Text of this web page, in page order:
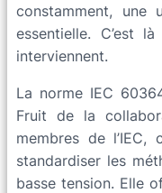
constamment, une
essentielle. C’est
interviennent.
La norme IEC
Fruit de la
membres de
standardiser les
basse tension. Elle